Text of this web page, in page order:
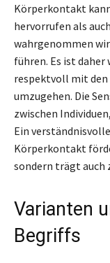
Körperkontakt
hervorrufen als
wahrgenommen
führen. Es ist
respektvoll mit den
umzugehen. Die
zwischen
Ein
Körperkontakt
sondern trägt auch
Varianten
Begriffs